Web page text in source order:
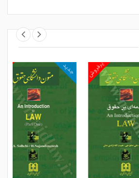
پرفروش
مشاهده و خرید
پرفروش جدید